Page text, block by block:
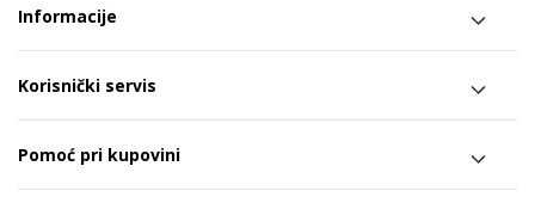
Informacije
Korisnički servis
Pomoć pri kupovini